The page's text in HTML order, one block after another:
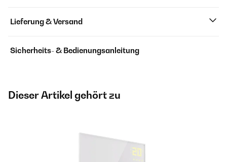
Lieferung & Versand
Sicherheits- & Bedienungsanleitung
Dieser Artikel gehört zu